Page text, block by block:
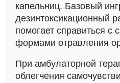
капельниц. Базовый
дезинтоксикационный
помогает справиться
формами отравления
При амбулаторной
облегчения